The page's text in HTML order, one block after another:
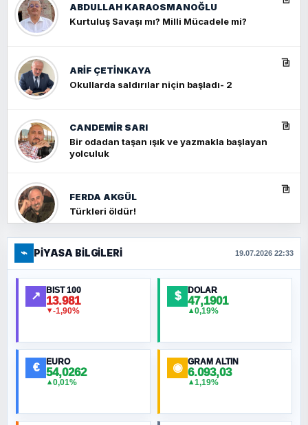
ABDULLAH KARAOSMANOĞLU
Kurtuluş Savaşı mı? Milli Mücadele mi?
ARIF ÇETİNKAYA
Okullarda saldırılar niçin başladı- 2
CANDEMIR SARI
Bir odadan taşan ışık ve yazmakla başlayan
yolculuk
FERDA AKGÜL
Türkleri öldür!
FERHAT BÜYÜKKALKAN
Ankara Zirvesi: NATO Toplantısı mı, Yeni
Ortadoğu Haritasının Provası mı?
MURAT ÖZKAN
⌁ PIYASA BILGILERI 19.07.2026 22:33
↗ BIST 100
13.981
▼-1,90%
$ DOLAR
47,1901
▲0,19%
€ EURO
54,0262
▲0,01%
◉ GRAM ALTIN
6.093,03
▲1,19%